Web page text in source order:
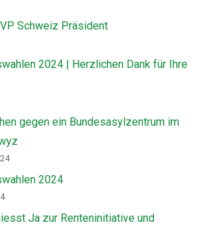
Schweiz Präsident
2024 | Herzlichen Dank für Ihre
gegen ein Bundesasylzentrum im
2024
Ja zur Renteninitiative und